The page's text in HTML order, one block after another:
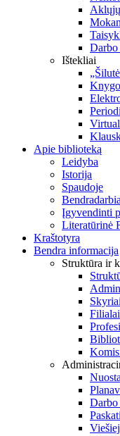
Darbo
Ištekliai
Apie biblioteką
Leidyba
Istorija
Spaudoje
Įgyvendinti
Literatūrinė
Kraštotyra
Bendra informacija
Struktūra ir
Skyriai
Filialai
Darbo